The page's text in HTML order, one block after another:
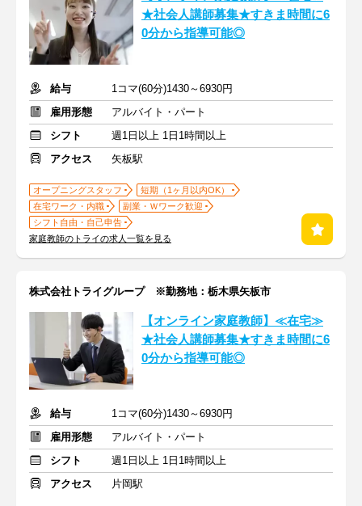
★社会人講師募集★すきま時間に6
0分から指導可能◎
給与
1コマ(60分)1430～6930円
雇用形態
アルバイト・パート
シフト
週1日以上 1日1時間以上
アクセス
矢板駅
オープニングスタッフ
短期（1ヶ月以内OK）
在宅ワーク・内職
副業・Ｗワーク歓迎
シフト自由・自己申告
家庭教師のトライの求人一覧を見る
株式会社トライグループ ※勤務地：栃木県矢板市
【オンライン家庭教師】≪在宅≫
★社会人講師募集★すきま時間に6
0分から指導可能◎
給与
1コマ(60分)1430～6930円
雇用形態
アルバイト・パート
シフト
週1日以上 1日1時間以上
アクセス
片岡駅